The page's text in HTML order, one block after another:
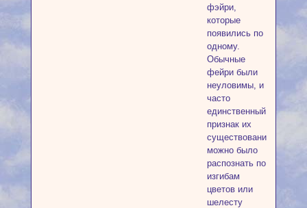
фэйри,
которые
появились по
одному.
Обычные
фейри были
неуловимы, и
часто
единственный
признак их
существования
можно было
распознать по
изгибам
цветов или
шелесту